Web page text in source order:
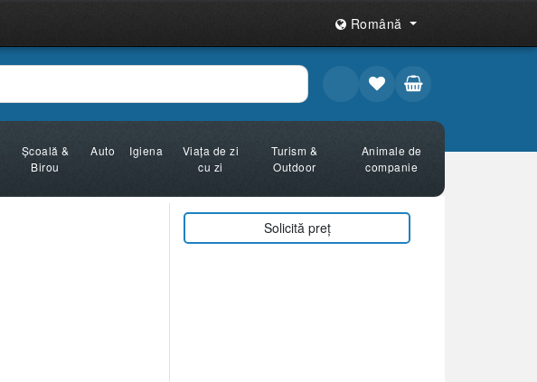
Română
Şcoală &
Birou
Auto Igiena
Viața de zi
cu zi
Turism &
Outdoor
Animale de
companie
Solicită preț